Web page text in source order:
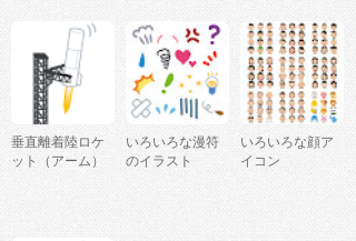
垂直離着陸ロケ
ット（アーム）
いろいろな漫符
のイラスト
いろいろな顔ア
イコン